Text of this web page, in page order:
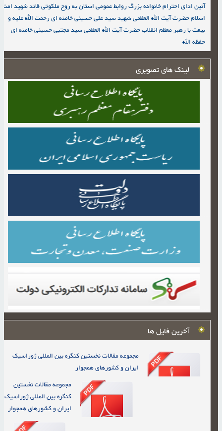
آئین ادای احترام خانواده بزرگ روابط عمومی استان به روح ملکوتی قائد شهید امت
اسلام حضرت آیت الله العظمی شهید سید علی حسینی خامنه ای رحمت الله علیه و
بیعت با رهبر معظم انقلاب حضرت آیت الله العظمی سید مجتبی حسینی خامنه ای
حفظه الله
لینک های تصویری
آخرین فایل ها
مجموعه مقالات نخستین کنگره بین المللی ژوراسیک
ایران و کشورهای همجوار
مجموعه مقالات نخستین
کنگره بین المللی ژوراسیک
ایران و کشورهای همجوار